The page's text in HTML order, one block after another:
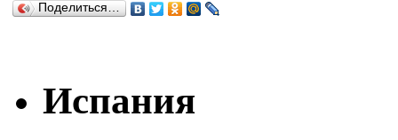
Поделиться…
Испания